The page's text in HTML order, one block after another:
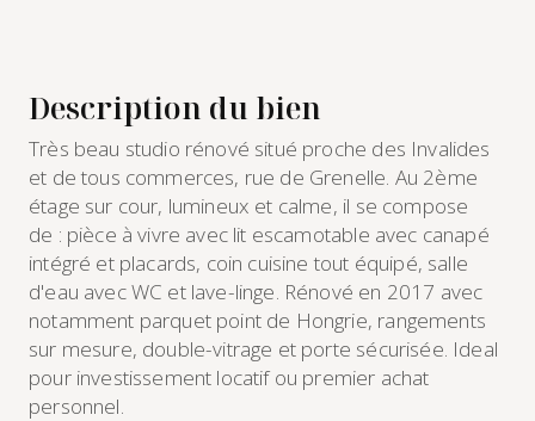
Description du bien
Très beau studio rénové situé proche des Invalides
et de tous commerces, rue de Grenelle. Au 2ème
étage sur cour, lumineux et calme, il se compose
de : pièce à vivre avec lit escamotable avec canapé
intégré et placards, coin cuisine tout équipé, salle
d'eau avec WC et lave-linge. Rénové en 2017 avec
notamment parquet point de Hongrie, rangements
sur mesure, double-vitrage et porte sécurisée. Ideal
pour investissement locatif ou premier achat
personnel.